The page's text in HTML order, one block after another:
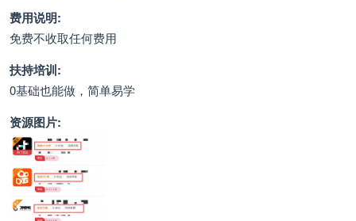
费用说明:
免费不收取任何费用
扶持培训:
0基础也能做，简单易学
资源图片: